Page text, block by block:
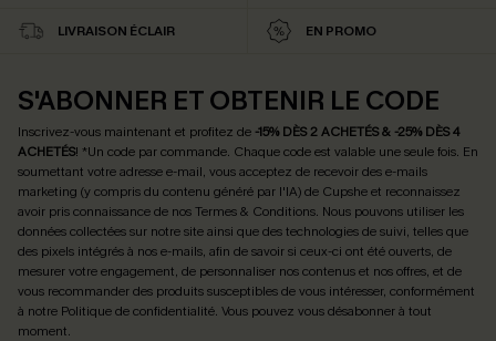
LIVRAISON ÉCLAIR EN PROMO
S'ABONNER ET OBTENIR LE CODE
Inscrivez-vous maintenant et profitez de -15% DÈS 2 ACHETÉS & -25% DÈS 4
ACHETÉS! *Un code par commande. Chaque code est valable une seule fois. En
soumettant votre adresse e-mail, vous acceptez de recevoir des e-mails
marketing (y compris du contenu généré par l'IA) de Cupshe et reconnaissez
avoir pris connaissance de nosTermes & Conditions. Nous pouvons utiliser les
données collectées sur notre site ainsi que des technologies de suivi, telles que
des pixels intégrés à nos e-mails, afin de savoir si ceux-ci ont été ouverts, de
mesurer votre engagement, de personnaliser nos contenus et nos offres, et de
vous recommander des produits susceptibles de vous intéresser, conformément
à notre Politique de confidentialité. Vous pouvez vous désabonner à tout
moment.